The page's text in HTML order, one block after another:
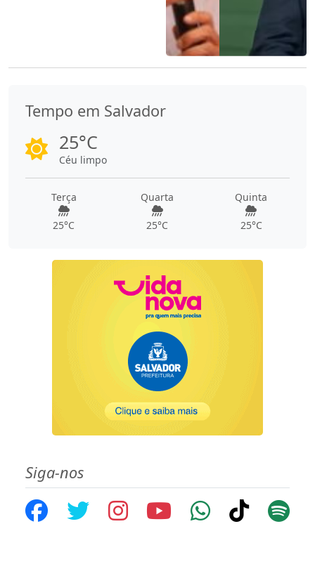
Tempo em Salvador
25°C
Céu limpo
Terça
25°C
Quarta
25°C
Quinta
25°C
Siga-nos